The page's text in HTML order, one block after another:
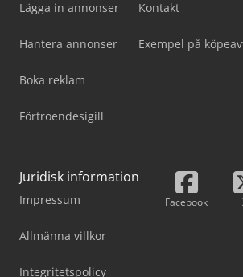
Lägga in annonser
Hantera annonser
Boka reklam
Förtroendesigill
Kontakt
Exempel på
Juridisk information
Impressum
Allmänna villkor
Integritetspolicy
Facebook